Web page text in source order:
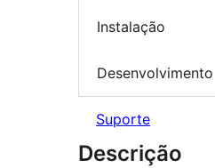
Instalação
Desenvolvimento
Suporte
Descrição